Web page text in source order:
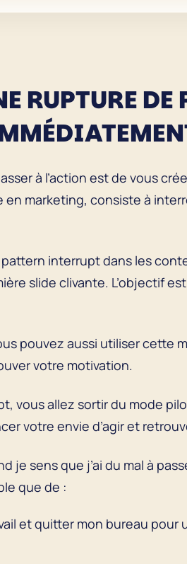
RUPTURE
à l’action est de vous
marketing, consiste à
interrupt dans les
slide clivante. L’objectif
pouvez aussi utiliser cette
votre motivation.
vous allez sortir du mode
votre envie d’agir et
je sens que j’ai du mal à
que de :
et quitter mon bureau pour